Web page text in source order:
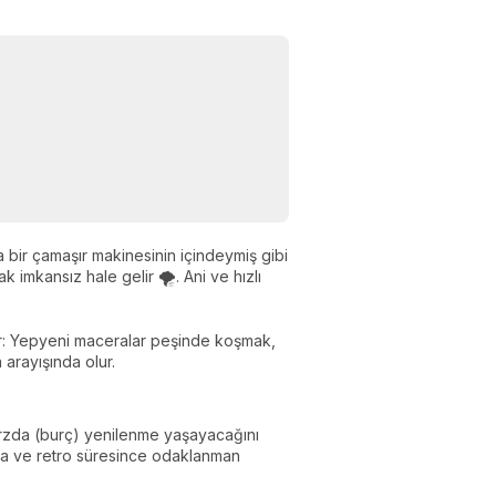
çamaşır makinesinin içindeymiş gibi
imkansız hale gelir 🌪️. Ani ve hızlı
Yepyeni maceralar peşinde koşmak,
olur.
(burç) yenilenme yaşayacağını
ve retro süresince odaklanman